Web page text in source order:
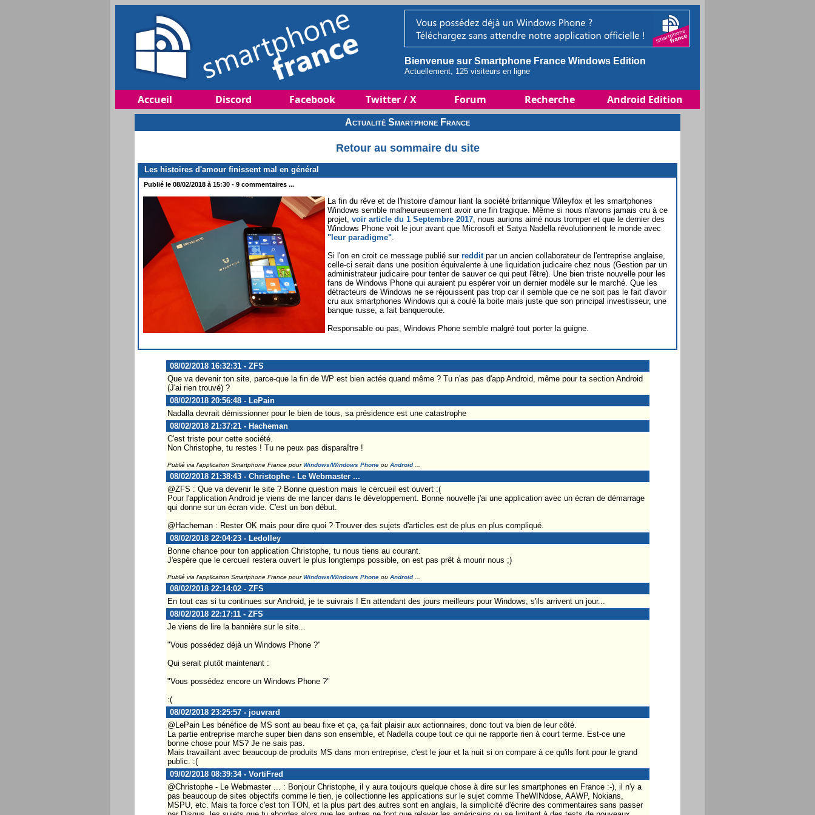
Bienvenue sur Smartphone France Windows Edition
Actuellement, 125 visiteurs en ligne
Accueil Discord Facebook Twitter / X Forum Recherche Android Edition
Actualité Smartphone France
Retour au sommaire du site
Les histoires d'amour finissent mal en général
Publié le 08/02/2018 à 15:30 - 9 commentaires ...
La fin du rêve et de l'histoire d'amour liant la société britannique Wileyfox et les smartphones
Windows semble malheureusement avoir une fin tragique. Même si nous n'avons jamais cru à ce
projet, voir article du 1 Septembre 2017 , nous aurions aimé nous tromper et que le dernier des
Windows Phone voit le jour avant que Microsoft et Satya Nadella révolutionnent le monde avec
"leur paradigme"
Si l'on en croit ce message publié sur reddit par un ancien collaborateur de l'entreprise anglaise,
celle-ci serait dans une position équivalente à une liquidation judicaire chez nous (Gestion par un
administrateur judicaire pour tenter de sauver ce qui peut l'être). Une bien triste nouvelle pour les
fans de Windows Phone qui auraient pu espérer voir un dernier modèle sur le marché. Que les
détracteurs de Windows ne se réjouissent pas trop car il semble que ce ne soit pas le fait d'avoir
cru aux smartphones Windows qui a coulé la boite mais juste que son principal investisseur, une
banque russe, a fait banqueroute.
Responsable ou pas, Windows Phone semble malgré tout porter la guigne.
08/02/2018 16:32:31 - ZFS
Que va devenir ton site, parce-que la fin de WP est bien actée quand même ? Tu n'as pas d'app Android, même pour ta section Android
(J'ai rien trouvé) ?
08/02/2018 20:56:48 - LePain
Nadalla devrait démissionner pour le bien de tous, sa présidence est une catastrophe
08/02/2018 21:37:21 - Hacheman
C'est triste pour cette société.
Non Christophe, tu restes ! Tu ne peux pas disparaître !
Publié via l'application Smartphone France pourWindows/Windows Phoneou Android...
08/02/2018 21:38:43 - Christophe - Le Webmaster ...
@ZFS : Que va devenir le site ? Bonne question mais le cercueil est ouvert :(
Pour l'application Android je viens de me lancer dans le développement. Bonne nouvelle j'ai une application avec un écran de démarrage
qui donne sur un écran vide. C'est un bon début.
@Hacheman : Rester OK mais pour dire quoi ? Trouver des sujets d'articles est de plus en plus compliqué.
08/02/2018 22:04:23 - Ledolley
Bonne chance pour ton application Christophe, tu nous tiens au courant.
J'espère que le cercueil restera ouvert le plus longtemps possible, on est pas prêt à mourir nous ;)
Publié via l'application Smartphone France pourWindows/Windows Phoneou Android...
08/02/2018 22:14:02 - ZFS
En tout cas si tu continues sur Android, je te suivrais ! En attendant des jours meilleurs pour Windows, s'ils arrivent un jour...
08/02/2018 22:17:11 - ZFS
Je viens de lire la bannière sur le site...
"Vous possédez déjà un Windows Phone ?"
Qui serait plutôt maintenant :
"Vous possédez encore un Windows Phone ?"
:(
08/02/2018 23:25:57 - jouvrard
@LePain Les bénéfice de MS sont au beau fixe et ça, ça fait plaisir aux actionnaires, donc tout va bien de leur côté.
La partie entreprise marche super bien dans son ensemble, et Nadella coupe tout ce qui ne rapporte rien à court terme. Est-ce une
bonne chose pour MS? Je ne sais pas.
Mais travaillant avec beaucoup de produits MS dans mon entreprise, c'est le jour et la nuit si on compare à ce qu'ils font pour le grand
public. :(
09/02/2018 08:39:34 - VortiFred
@Christophe - Le Webmaster ... : Bonjour Christophe, il y aura toujours quelque chose à dire sur les smartphones en France :-), il n'y a
pas beaucoup de sites objectifs comme le tien, je collectionne les applications sur le sujet comme TheWINdose, AAWP, Nokians,
MSPU, etc. Mais ta force c'est ton TON, et la plus part des autres sont en anglais, la simplicité d'écrire des commentaires sans passer